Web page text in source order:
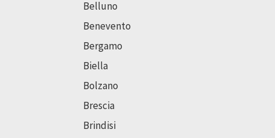
Belluno
Benevento
Bergamo
Biella
Bolzano
Brescia
Brindisi